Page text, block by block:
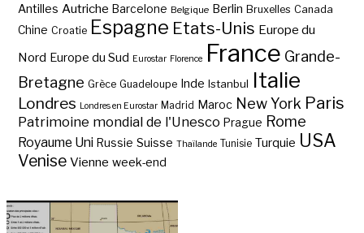
Antilles Autriche Barcelone Belgique Berlin Bruxelles Canada
Chine Croatie Espagne Etats-Unis Europe du
Nord Europe du Sud Eurostar Florence France Grande-
Bretagne Grèce Guadeloupe Inde Istanbul Italie
Londres Londres en Eurostar Madrid Maroc New York Paris
Patrimoine mondial de l'Unesco Prague Rome
Royaume Uni Russie Suisse Thaïlande Tunisie Turquie USA
Venise Vienne week-end